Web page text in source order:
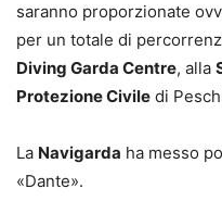
saranno proporzionate
per un totale di
Diving Garda Centre, alla
Protezione Civile di
La Navigarda ha messo
«Dante».